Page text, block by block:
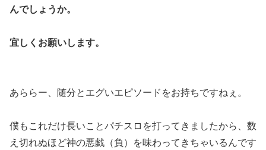
んでしょ うか。
宜しくお願いします。
あららー、随分とエグいエピソードをお持ちですねぇ。
僕もこれだけ長いことパチスロを打ってきましたから、数
え切れぬほど神の悪戯（負）を味わってきちゃいるんです